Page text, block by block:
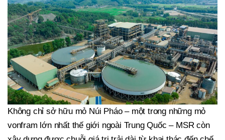
Không chỉ sở hữu mỏ Núi Pháo – một trong những mỏ
vonfram lớn nhất thế giới ngoài Trung Quốc – MSR còn